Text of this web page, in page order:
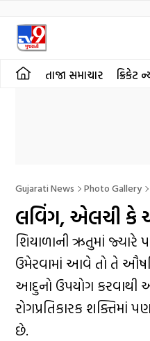
તાજા સમાચાર ક્રિકેટ
Gujarati News Photo Gallery
લવિંગ, એલચી કે
શિયાળાની ઋતુમાં જ્યારે
ઉમેરવામાં આવે તો તે
આદુનો ઉપયોગ કરવાથી
રોગપ્રતિકારક શક્તિમાં
છે.